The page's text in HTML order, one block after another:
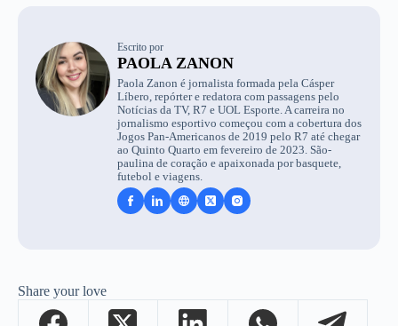
Escrito por
PAOLA ZANON
Paola Zanon é jornalista formada pela Cásper
Líbero, repórter e redatora com passagens pelo
Notícias da TV, R7 e UOL Esporte. A carreira no
jornalismo esportivo começou com a cobertura dos
Jogos Pan-Americanos de 2019 pelo R7 até chegar
ao Quinto Quarto em fevereiro de 2023. São-
paulina de coração e apaixonada por basquete,
futebol e viagens.
Share your love